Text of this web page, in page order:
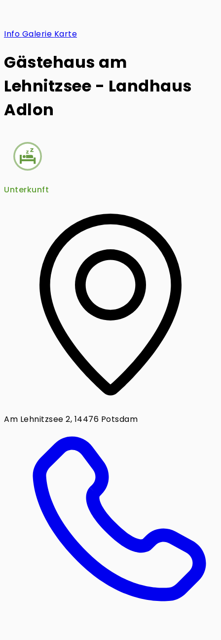
Info Galerie Karte
Gästehaus am
Lehnitzsee - Landhaus
Adlon
Unterkunft
Am Lehnitzsee 2, 14476 Potsdam